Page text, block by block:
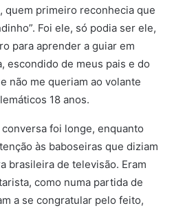
quem primeiro reconhecia que
Foi ele, só podia ser ele,
para aprender a guiar em
escondido de meus pais e do
não me queriam ao volante
18 anos.
foi longe, enquanto
às baboseiras que diziam
brasileira de televisão. Eram
como numa partida de
a se congratular pelo feito,